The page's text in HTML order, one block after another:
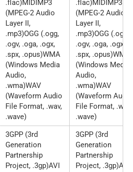
.flac)MIDIMP3
(MPEG-2 Audio
Layer II,
.mp3)OGG (.ogg,
.ogv, .oga, .ogx,
.spx, .opus)WMA
(Windows Media
Audio,
.wma)WAV
(Waveform Audio
File Format, .wav,
.wave)
.flac)MIDIMP3
(MPEG-2 Audio
Layer II,
.mp3)OGG (.ogg,
.ogv, .oga, .ogx,
.spx, .opus)WMA
(Windows Media
Audio,
.wma)WAV
(Waveform Audio
File Format, .wav,
.wave)
3GPP (3rd
Generation
Partnership
Project, .3gp)AVI
3GPP (3rd
Generation
Partnership
Project, .3gp)AVI